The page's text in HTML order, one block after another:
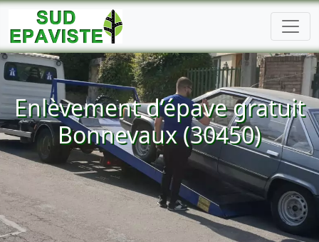
Enlèvement d’épave gratuit
Bonnevaux (30450)